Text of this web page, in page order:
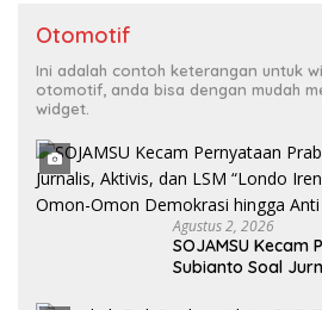
Otomotif
Ini adalah contoh keterangan untuk
otomotif, anda bisa dengan mudah
widget.
Agustus 2, 2026
SOJAMSU
Subianto Soal